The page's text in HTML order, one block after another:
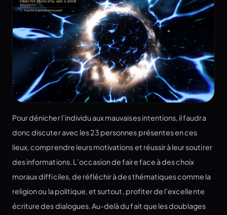
Pour dénicher l’individu aux mauvaises intentions, il faudra
donc discuter avec les 23 personnes présentes en ces
lieux, comprendre leurs motivations et réussir à leur soutirer
des informations. L’occasion de faire face à des choix
moraux difficiles, de réfléchir à des thématiques comme la
religion ou la politique, et surtout, profiter de l’excellente
écriture des dialogues. Au-delà du fait que les doublages